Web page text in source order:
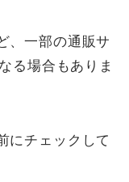
、一部の通販サ
る場合もありま
にチェックして